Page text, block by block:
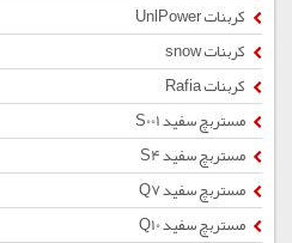
کربنات UnlPower
کربنات snow
کربنات Rafia
مستربچ سفید S001
مستربچ سفید S4
مستربچ سفید Q7
مستربچ سفید Q10